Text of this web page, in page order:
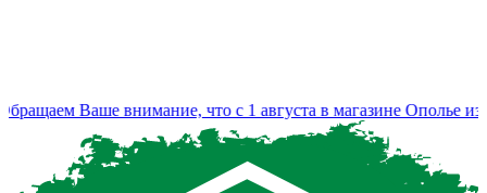
Ваше внимание, что с 1 августа в магазине Ополье